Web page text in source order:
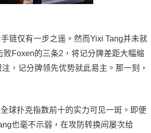
链仅有一步之遥。然而Yixi Tang并未就
Foxen的三条2，将记分牌差距大幅缩
，记分牌领先优势就此易主。那一刻，
球扑克指数前十的实力可见一斑。即便
也毫不示弱，在攻防转换间屡次给